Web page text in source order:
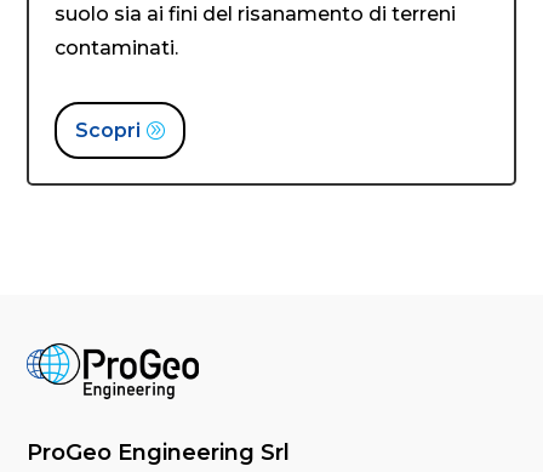
suolo sia ai fini del risanamento di terreni
contaminati.
Scopri
ProGeo Engineering Srl